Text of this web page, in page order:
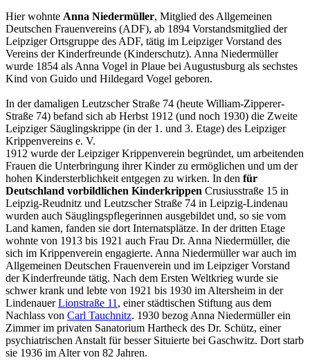
Hier wohnte Anna Niedermüller, Mitglied des Allgemeinen
Deutschen Frauenvereins (ADF), ab 1894 Vorstandsmitglied der
Leipziger Ortsgruppe des ADF, tätig im Leipziger Vorstand des
Vereins der Kinderfreunde (Kinderschutz). Anna Niedermüller
wurde 1854 als Anna Vogel in Plaue bei Augustusburg als sechstes
Kind von Guido und Hildegard Vogel geboren.
In der damaligen Leutzscher Straße 74 (heute William-Zipperer-
Straße 74) befand sich ab Herbst 1912 (und noch 1930) die Zweite
Leipziger Säuglingskrippe (in der 1. und 3. Etage) des Leipziger
Krippenvereins e. V.
1912 wurde der Leipziger Krippenverein begründet, um arbeitenden
Frauen die Unterbringung ihrer Kinder zu ermöglichen und um der
hohen Kindersterblichkeit entgegen zu wirken. In den für
Deutschland vorbildlichen Kinderkrippen Crusiusstraße 15 in
Leipzig-Reudnitz und Leutzscher Straße 74 in Leipzig-Lindenau
wurden auch Säuglingspflegerinnen ausgebildet und, so sie vom
Land kamen, fanden sie dort Internatsplätze. In der dritten Etage
wohnte von 1913 bis 1921 auch Frau Dr. Anna Niedermüller, die
sich im Krippenverein engagierte. Anna Niedermüller war auch im
Allgemeinen Deutschen Frauenverein und im Leipziger Vorstand
der Kinderfreunde tätig. Nach dem Ersten Weltkrieg wurde sie
schwer krank und lebte von 1921 bis 1930 im Altersheim in der
LindenauerLionstraße 11, einer städtischen Stiftung aus dem
Nachlass von Carl Tauchnitz. 1930 bezog Anna Niedermüller ein
Zimmer im privaten Sanatorium Hartheck des Dr. Schütz, einer
psychiatrischen Anstalt für besser Situierte bei Gaschwitz. Dort starb
sie 1936 im Alter von 82 Jahren.